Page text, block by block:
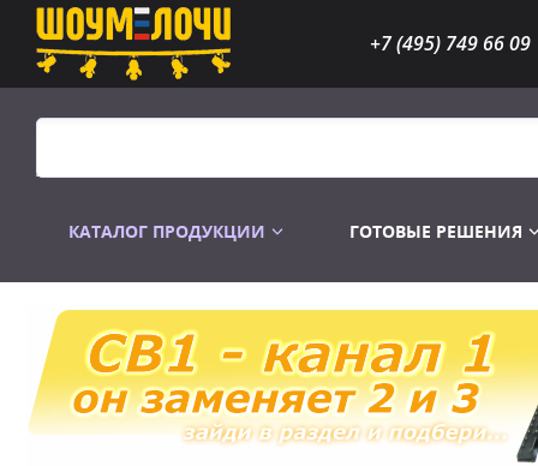
+7 (495) 749 66 09
КАТАЛОГ ПРОДУКЦИИ
Распродажа Лампы
ГОТОВЫЕ РЕШЕНИЯ